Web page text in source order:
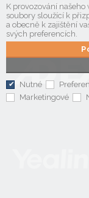
K provozování našeho
soubory sloužící k
a obecně k zajištění
svých preferencích.
Nutné
Marketingové